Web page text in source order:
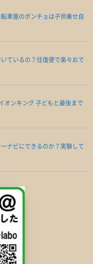
車屋のポンチョは子供乗せ自
ているの？往復便で楽々おで
オンキング 子どもと最後まで
ナビにできるのか？実験して